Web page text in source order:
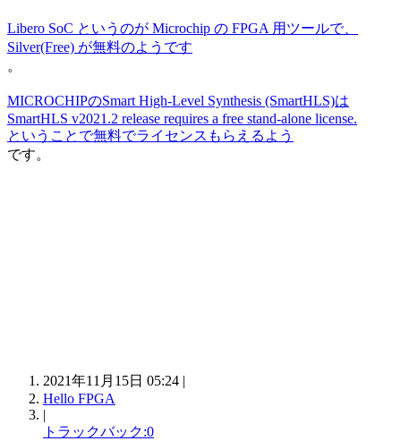
Libero SoC というのが Microchip の FPGA 用ツールで、
Silver(Free) が無料のようです
。
MICROCHIPのSmart High-Level Synthesis (SmartHLS)は
SmartHLS v2021.2 release requires a free stand-alone license.
ということで無料でライセンスもらえるよう
です。
2021年11月15日 05:24 |
Hello FPGA
|
トラックバック:0